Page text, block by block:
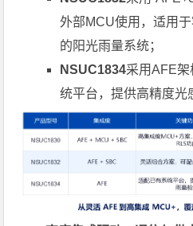
外部MCU使用，适用
的阳光雨量系统；
NSUC1834采用AFE
统平台，提供高精度光